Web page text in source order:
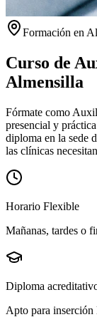
Formación en
Curso de
Almensilla
Fórmate como
presencial y
diploma en la sede
las clínicas
Horario Flexible
Mañanas, tardes o
Diploma
Apto para inserción